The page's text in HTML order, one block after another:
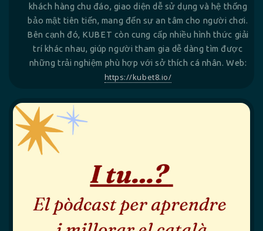
khách hàng chu đáo, giao diện dễ sử dụng và hệ thống
bảo mật tiên tiến, mang đến sự an tâm cho người chơi.
Bên cạnh đó, KUBET còn cung cấp nhiều hình thức giải
trí khác nhau, giúp người tham gia dễ dàng tìm được
những trải nghiệm phù hợp với sở thích cá nhân. Web:
https://kubet8.io/